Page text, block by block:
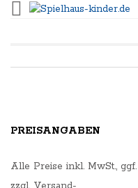
PREISANGABEN
Alle Preise inkl. MwSt., ggf.